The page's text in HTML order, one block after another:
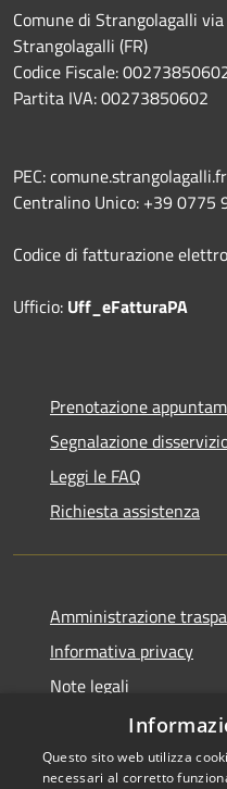
Comune di Strangolagalli
Strangolagalli (FR)
Codice Fiscale:
Partita IVA: 00273850602
PEC:
Centralino Unico: +39 0775
Codice di fatturazione
Ufficio: Uff_eFatturaPA
Prenotazione
Segnalazione
Leggi le FAQ
Richiesta assistenza
Amministrazione
Informativa privacy
Note legali
Dichiarazione di
Questo sito web utilizza
necessari al corretto